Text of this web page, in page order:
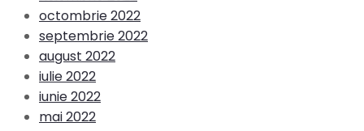
octombrie 2022
septembrie 2022
august 2022
iulie 2022
iunie 2022
mai 2022